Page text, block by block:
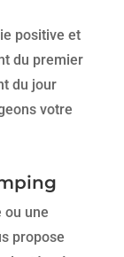
positive et
du premier
du jour
votre
ou une
propose